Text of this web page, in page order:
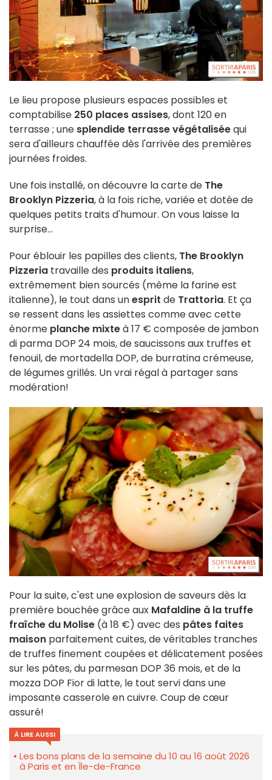
Le lieu propose plusieurs espaces possibles et
comptabilise 250 places assises, dont 120 en
terrasse ; une splendide terrasse végétaliséequi
sera d'ailleurs chauffée dès l'arrivée des premières
journées froides.
Une fois installé, on découvre la carte de The
Brooklyn Pizzeria, à la fois riche, variée et dotée de
quelques petits traits d'humour. On vous laisse la
surprise...
Pour éblouir les papilles des clients, The Brooklyn
Pizzeria travaille des produits italiens,
extrêmement bien sourcés (même la farine est
italienne), le tout dans unesprit de Trattoria. Et ça
se ressent dans les assiettes comme avec cette
énorme planche mixteà 17 € composée de jambon
di parma DOP 24 mois, de saucissons aux truffes et
fenouil, de mortadella DOP, de burratina crémeuse,
de légumes grillés. Un vrai régal à partager sans
modération!
Pour la suite, c'est une explosion de saveurs dès la
première bouchée grâce aux Mafaldine à la truffe
fraîche du Molise (à 18 €) avec des pâtes faites
maison parfaitement cuites, de véritables tranches
de truffes finement coupées et délicatement posées
sur les pâtes, du parmesan DOP 36 mois, et de la
mozza DOP Fior di latte, le tout servi dans une
imposante casserole en cuivre. Coup de cœur
assuré!
À LIRE AUSSI
Les bons plans de la semaine du 10 au 16 août 2026
à Paris et en Île-de-France